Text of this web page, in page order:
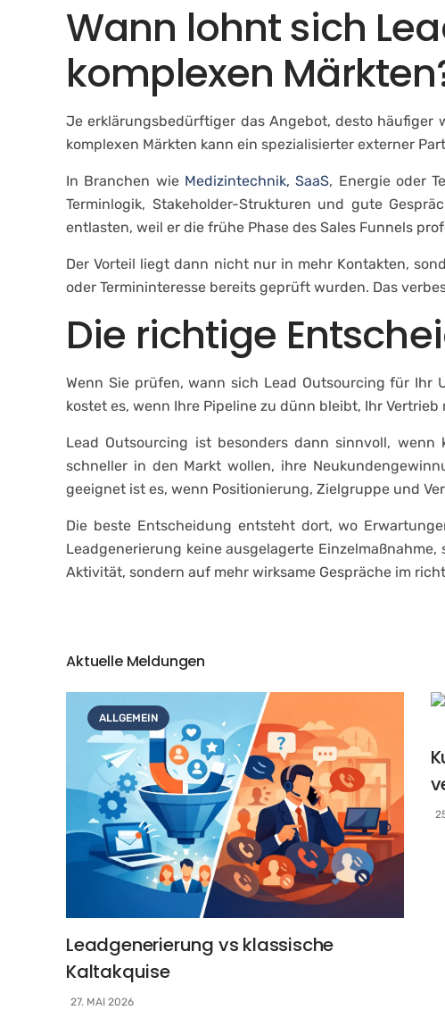
Wann lohnt sich
komplexen
Je erklärungsbedürftiger das Angebot, desto häufiger
komplexen Märkten kann ein spezialisierter externer
In Branchen wie Medizintechnik, SaaS, Energie oder
Terminlogik, Stakeholder-Strukturen und gute
entlasten, weil er die frühe Phase des Sales Funnels
Der Vorteil liegt dann nicht nur in mehr Kontakten,
oder Termininteresse bereits geprüft wurden. Das
Die richtige
Wenn Sie prüfen, wann sich Lead Outsourcing für Ihr
kostet es, wenn Ihre Pipeline zu dünn bleibt, Ihr
Lead Outsourcing ist besonders dann sinnvoll,
schneller in den Markt wollen, ihre
geeignet ist es, wenn Positionierung, Zielgruppe und
Die beste Entscheidung entsteht dort, wo
Leadgenerierung keine ausgelagerte
Aktivität, sondern auf mehr wirksame Gespräche im
Aktuelle Meldungen
ALLGEMEIN
Leadgenerierung vs klassische
Kaltakquise
27. MAI 2026